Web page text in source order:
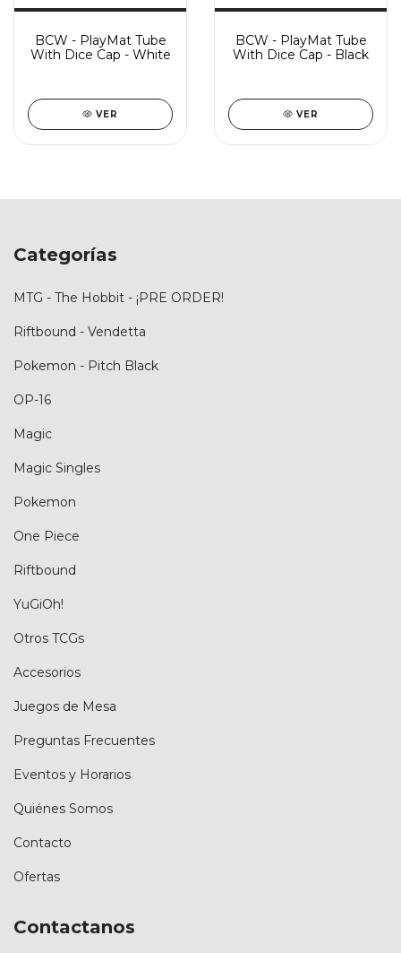
BCW - PlayMat Tube
With Dice Cap - White
VER
BCW - PlayMat Tube
With Dice Cap - Black
VER
Categorías
MTG - The Hobbit - ¡PRE ORDER!
Riftbound - Vendetta
Pokemon - Pitch Black
OP-16
Magic
Magic Singles
Pokemon
One Piece
Riftbound
YuGiOh!
Otros TCGs
Accesorios
Juegos de Mesa
Preguntas Frecuentes
Eventos y Horarios
Quiénes Somos
Contacto
Ofertas
Contactanos